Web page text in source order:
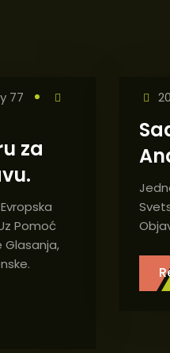
77
za
Pomoć
Glasanja,